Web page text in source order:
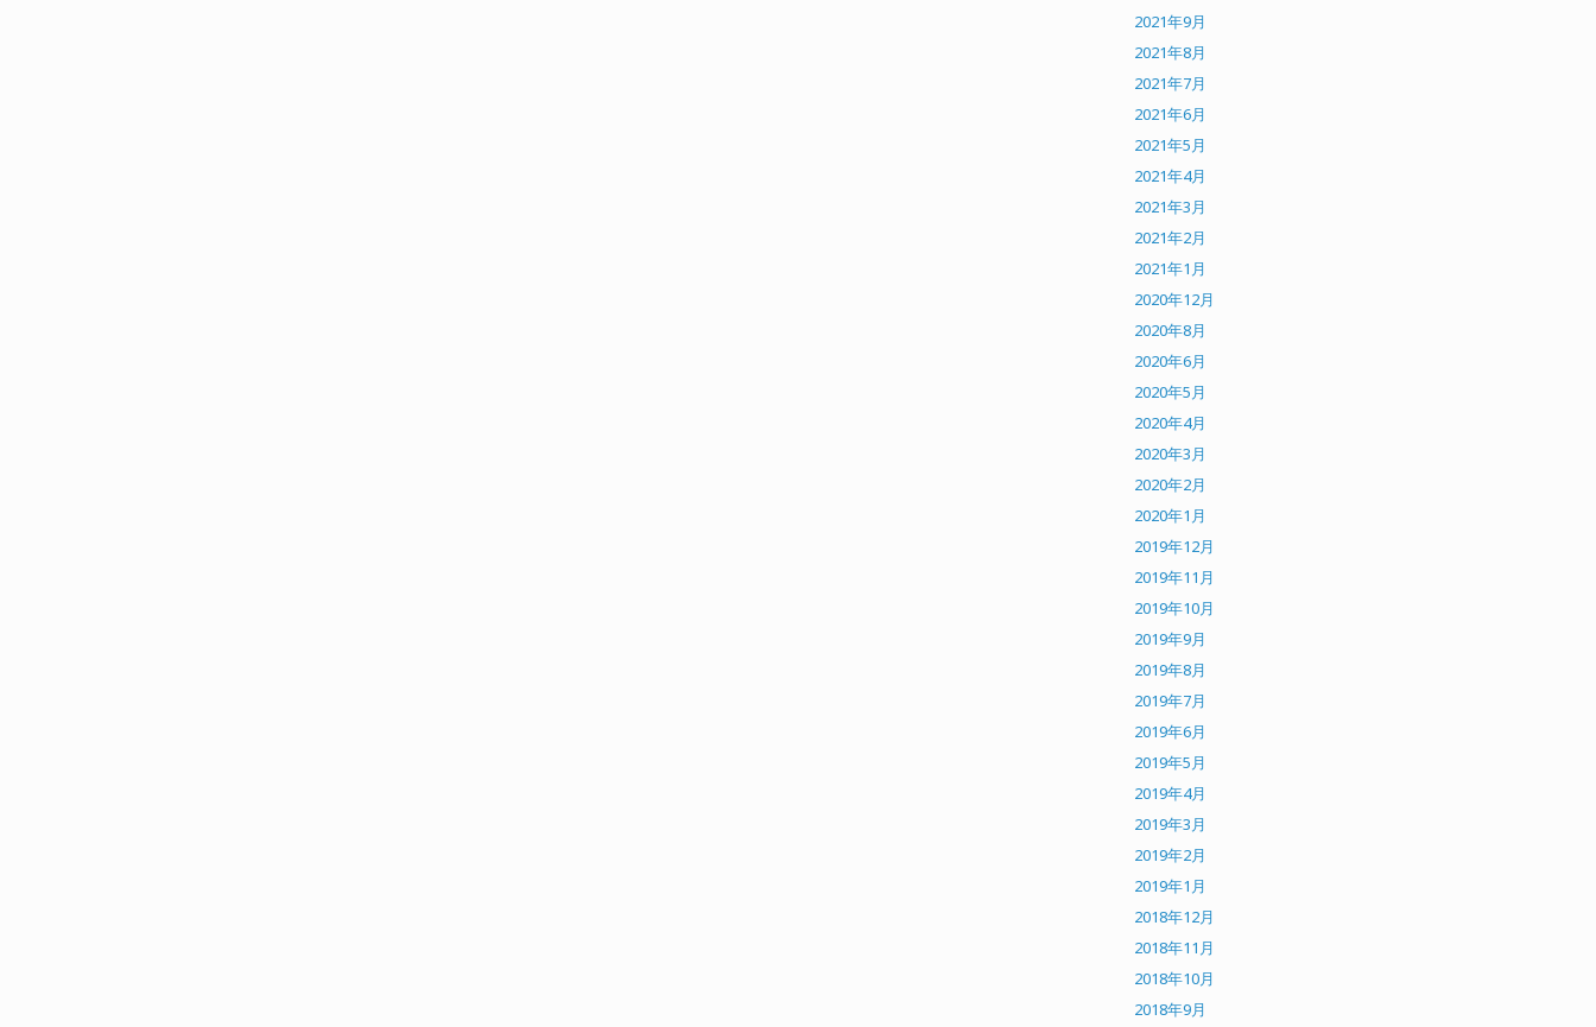
2021年9月
2021年8月
2021年7月
2021年6月
2021年5月
2021年4月
2021年3月
2021年2月
2021年1月
2020年12月
2020年8月
2020年6月
2020年5月
2020年4月
2020年3月
2020年2月
2020年1月
2019年12月
2019年11月
2019年10月
2019年9月
2019年8月
2019年7月
2019年6月
2019年5月
2019年4月
2019年3月
2019年2月
2019年1月
2018年12月
2018年11月
2018年10月
2018年9月